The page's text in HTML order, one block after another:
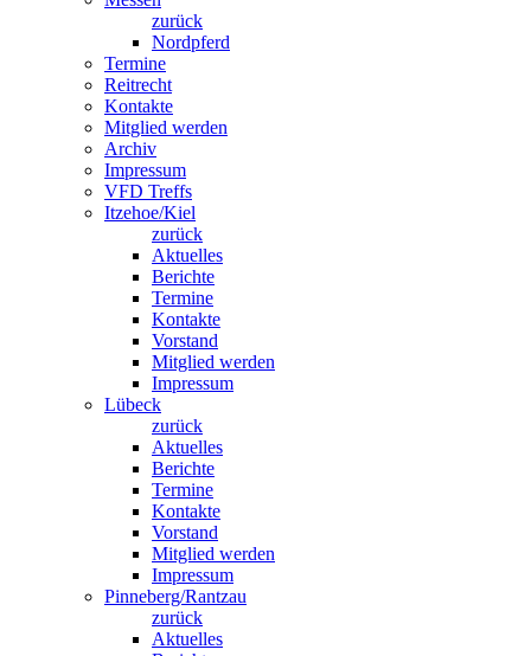
zurück
Nordpferd
Termine
Reitrecht
Kontakte
Mitglied werden
Archiv
Impressum
VFD Treffs
Itzehoe/Kiel
zurück
Aktuelles
Berichte
Termine
Kontakte
Vorstand
Mitglied werden
Impressum
Lübeck
zurück
Aktuelles
Berichte
Termine
Kontakte
Vorstand
Mitglied werden
Impressum
Pinneberg/Rantzau
zurück
Aktuelles